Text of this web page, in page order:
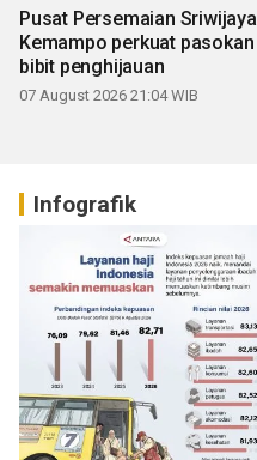
Pusat Persemaian Sriwijaya
Kemampo perkuat pasokan
bibit penghijauan
07 August 2026 21:04 WIB
Infografik